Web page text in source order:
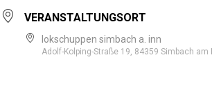
VERANSTALTUNGSORT
lokschuppen simbach a. inn
Adolf-Kolping-Straße 19, 84359 Simbach am